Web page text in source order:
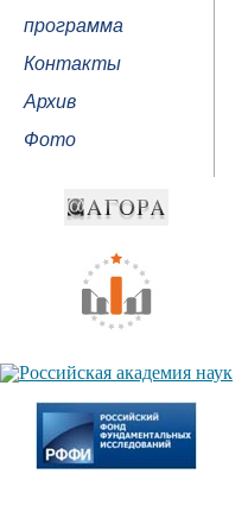
программа
Контакты
Архив
Фото